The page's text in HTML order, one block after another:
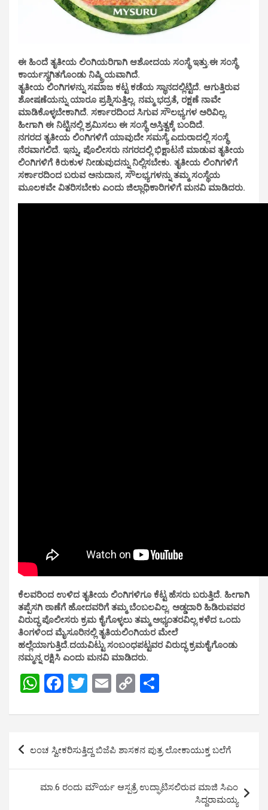
ಈ ಹಿಂದೆ ತೃತೀಯ ಲಿಂಗಿಯರಿಗಾಗಿ ಆಶೋದಯ ಸಂಸ್ಥೆ ಇತ್ತು.ಈ ಸಂಸ್ಥೆ
ಕಾರ್ಯಸ್ಥಗಿತಗೊಂಡು ನಿಷ್ಕ್ರಿಯವಾಗಿದೆ.
ತೃತೀಯ ಲಿಂಗಿಗಳನ್ನು ಸಮಾಜ ಕಟ್ಟ ಕಡೆಯ ಸ್ಥಾನದಲ್ಲಿಟ್ಟಿದೆ. ಆಗುತ್ತಿರುವ
ಶೋಷಣೆಯನ್ನು ಯಾರೂ ಪ್ರಶ್ನಿಸುತ್ತಿಲ್ಲ. ನಮ್ಮ ಭದ್ರತೆ, ರಕ್ಷಣೆ ನಾವೇ
ಮಾಡಿಕೊಳ್ಳಬೇಕಾಗಿದೆ. ಸರ್ಕಾರದಿಂದ ಸಿಗುವ ಸೌಲಭ್ಯಗಳ ಅರಿವಿಲ್ಲ.
ಹೀಗಾಗಿ ಈ ನಿಟ್ಟಿನಲ್ಲಿ ಶ್ರಮಿಸಲು ಈ ಸಂಸ್ಥೆ ಅಸ್ತಿತ್ವಕ್ಕೆ ಬಂದಿದೆ.
ನಗರದ ತೃತೀಯ ಲಿಂಗಿಗಳಿಗೆ ಯಾವುದೇ ಸಮಸ್ಯೆ ಎದುರಾದಲ್ಲಿ ಸಂಸ್ಥೆ
ನೆರವಾಗಲಿದೆ. ಇನ್ನು, ಪೊಲೀಸರು ನಗರದಲ್ಲಿ ಭಿಕ್ಷಾಟನೆ ಮಾಡುವ ತೃತೀಯ
ಲಿಂಗಿಗಳಿಗೆ ಕಿರುಕುಳ ನೀಡುವುದನ್ನು ನಿಲ್ಲಿಸಬೇಕು. ತೃತೀಯ ಲಿಂಗಿಗಳಿಗೆ
ಸರ್ಕಾರದಿಂದ ಬರುವ ಅನುದಾನ, ಸೌಲಭ್ಯಗಳನ್ನು ತಮ್ಮ ಸಂಸ್ಥೆಯ
ಮೂಲಕವೇ ವಿತರಿಸಬೇಕು ಎಂದು ಜಿಲ್ಲಾಧಿಕಾರಿಗಳಿಗೆ ಮನವಿ ಮಾಡಿದರು.
ಕೆಲವರಿಂದ ಉಳಿದ ತೃತೀಯ ಲಿಂಗಿಗಳಿಗೂ ಕೆಟ್ಟ ಹೆಸರು ಬರುತ್ತಿದೆ. ಹೀಗಾಗಿ
ತಪ್ಪೆಸಗಿ ಠಾಣೆಗೆ ಹೋದವರಿಗೆ ತಮ್ಮ ಬೆಂಬಲವಿಲ್ಲ. ಅಡ್ಡದಾರಿ ಹಿಡಿರುವವರ
ವಿರುದ್ಧ ಪೊಲೀಸರು ಕ್ರಮ ಕೈಗೊಳ್ಳಲು ತಮ್ಮ ಅಭ್ಯಂತರವಿಲ್ಲ.ಕಳೆದ ಒಂದು
ತಿಂಗಳಿಂದ ಮೈಸೂರಿನಲ್ಲಿ ತೃತಿಯಲಿಂಗಿಯರ ಮೇಲೆ
ಹಲ್ಲೆಯಾಗುತ್ತಿದೆ.ದಯವಿಟ್ಟು ಸಂಬಂಧಪಟ್ಟವರ ವಿರುದ್ಧ ಕ್ರಮಕೈಗೊಂಡು
ನಮ್ಮನ್ನ ರಕ್ಷಿಸಿ ಎಂದು ಮನವಿ ಮಾಡಿದರು.
W
at
s
A
p
p
F
ce
b
o
o
k
T
tt
er
E
ail
C
py
Li
n
k
ar
e
Post
navigation
ಲಂಚ ಸ್ವೀಕರಿಸುತ್ತಿದ್ದ ಬಿಜೆಪಿ ಶಾಸಕನ ಪುತ್ರ ಲೋಕಾಯುಕ್ತ ಬಲೆಗೆ
ಮಾ.6 ರಂದು ಮೌರ್ಯ ಆಸ್ಪತ್ರೆ ಉದ್ಘಾಟಿಸಲಿರುವ ಮಾಜಿ ಸಿಎಂ
ಸಿದ್ದರಾಮಯ್ಯ